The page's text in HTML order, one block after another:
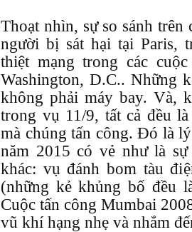
Thoạt nhìn, sự so sánh
người bị sát hại tại Paris,
thiệt mạng trong các
Washington, D.C.. Những
không phải máy bay. Và,
trong vụ 11/9, tất cả đều
mà chúng tấn công. Đó là
năm 2015 có vẻ như là
khác: vụ đánh bom tàu
(những kẻ khủng bố đều
Cuộc tấn công Mumbai
vũ khí hạng nhẹ và nhắm